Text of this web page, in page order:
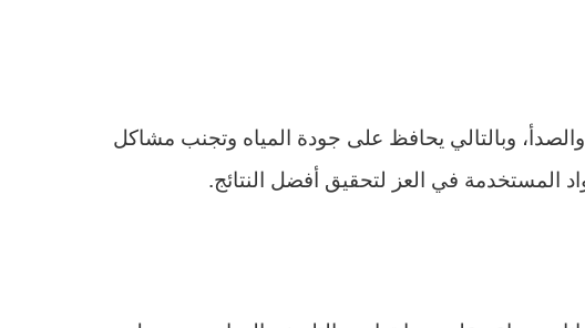
وبالتالي يحافظ على جودة المياه وتجنب مشاكل
المستخدمة في العز لتحقيق أفضل النتائج.